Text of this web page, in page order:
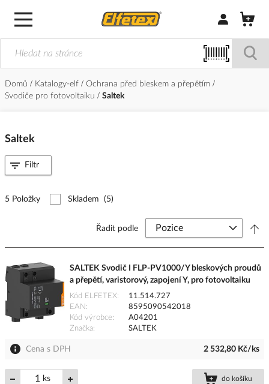
Přihlásit/
Domů Katalogy-elf
Ochrana před bleskem a přepětím
Svodiče pro fotovoltaiku
Saltek
Saltek
5 Položky Skladem (5)
Řadit podle
SALTEK Svodič I FLP-PV1000/Y bleskových proudů
a přepětí, varistorový, zapojení Y, pro fotovoltaiku
Kód ELFETEX
11.514.727
EAN
8595090542018
Kód výrobce
A04201
Značka
SALTEK
Cena s DPH 2 532,80 Kč/ks
ks do košíku
Filtr